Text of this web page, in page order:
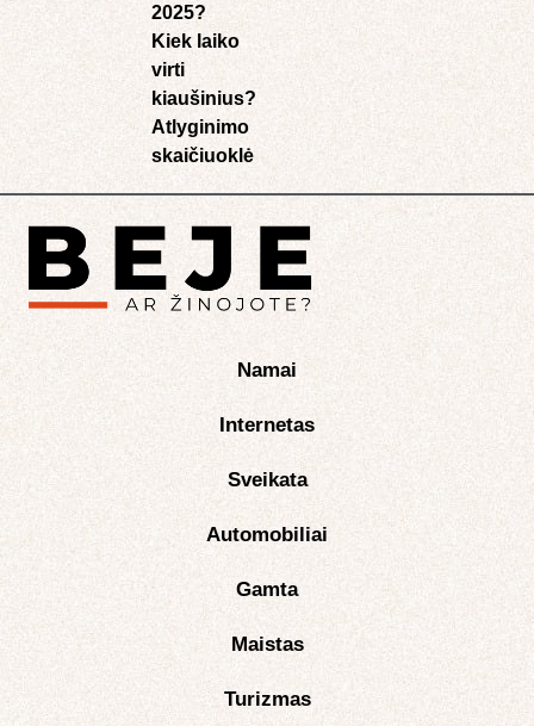
2025?
Kiek laiko
virti
kiaušinius?
Atlyginimo
skaičiuoklė​
Namai
Internetas
Sveikata
Automobiliai
Gamta
Maistas
Turizmas